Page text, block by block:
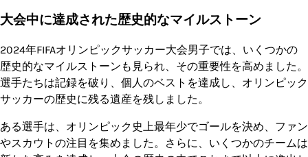
大会中に達成された歴史的なマイルストーン
2024年FIFAオリンピックサッカー大会男子では、いくつかの
歴史的なマイルストーンも見られ、その重要性を高めました。
選手たちは記録を破り、個人のベストを達成し、オリンピック
サッカーの歴史に残る遺産を残しました。
ある選手は、オリンピック史上最年少でゴールを決め、ファン
やスカウトの注目を集めました。さらに、いくつかのチームは